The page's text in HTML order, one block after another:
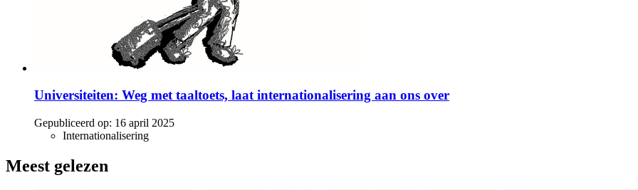
Universiteiten: Weg met taaltoets, laat internationalisering aan ons over
Gepubliceerd op: 16 april 2025
Internationalisering
Meest gelezen